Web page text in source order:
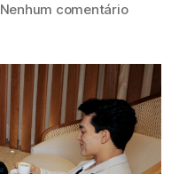
d
Nenhum comentário